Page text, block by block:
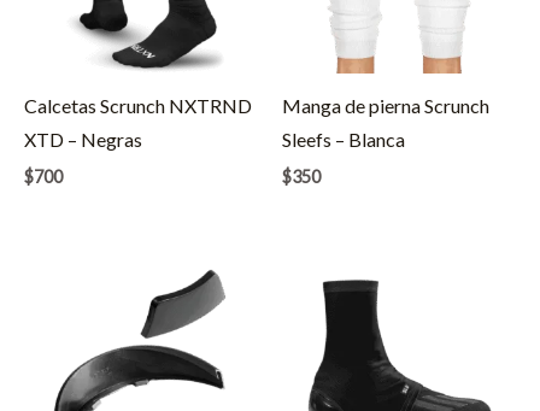
Calcetas Scrunch NXTRND
XTD – Negras
$700
Manga de pierna Scrunch
Sleefs – Blanca
$350